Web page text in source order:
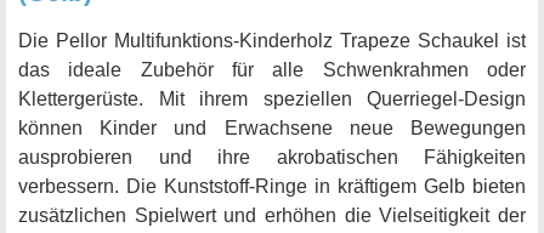
Die Pellor Multifunktions-Kinderholz Trapeze Schaukel ist
das ideale Zubehör für alle Schwenkrahmen oder
Klettergerüste. Mit ihrem speziellen Querriegel-Design
können Kinder und Erwachsene neue Bewegungen
ausprobieren und ihre akrobatischen Fähigkeiten
verbessern. Die Kunststoff-Ringe in kräftigem Gelb bieten
zusätzlichen Spielwert und erhöhen die Vielseitigkeit der